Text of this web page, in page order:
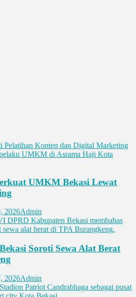
UMKM Bekasi Lewat
2026Admin
Soroti Sewa Alat Berat
2026Admin